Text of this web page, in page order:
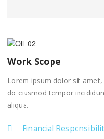
Work Scope
Lorem ipsum dolor sit
do eiusmod tempor
aliqua.
Financial